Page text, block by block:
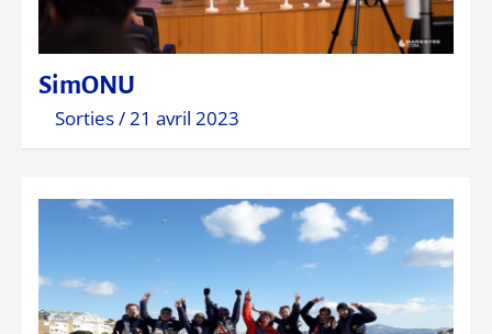
SimONU
Sorties/21 avril 2023